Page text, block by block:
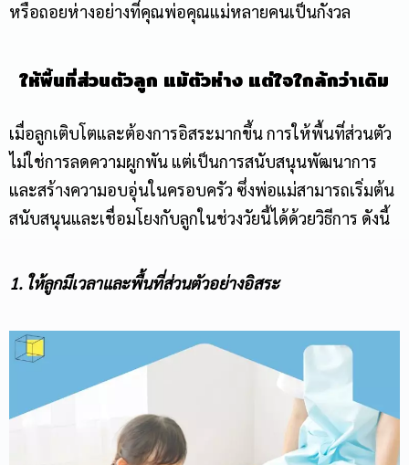
หรือถอยห่างอย่างที่คุณพ่อคุณแม่หลายคนเป็นกังวล
ให้พื้นที่ส่วนตัวลูก แม้ตัวห่าง แต่ใจใกล้กว่าเดิม
เมื่อลูกเติบโตและต้องการอิสระมากขึ้น การให้พื้นที่ส่วนตัว
ไม่ใช่การลดความผูกพัน แต่เป็นการสนับสนุนพัฒนาการ
และสร้างความอบอุ่นในครอบครัว ซึ่งพ่อแม่สามารถเริ่มต้น
สนับสนุนและเชื่อมโยงกับลูกในช่วงวัยนี้ได้ด้วยวิธีการ ดังนี้
1. ให้ลูกมีเวลาและพื้นที่ส่วนตัวอย่างอิสระ